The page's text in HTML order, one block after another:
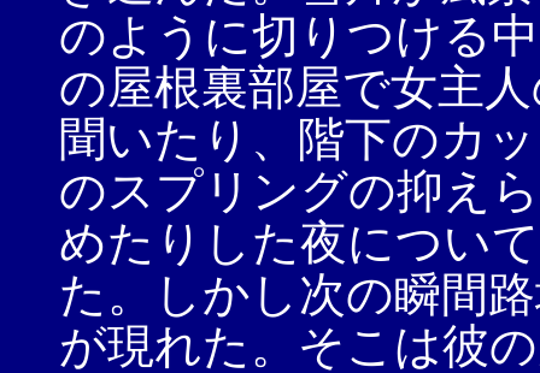
のように切りつける
の屋根裏部屋で女主
聞いたり、階下のカ
のスプリングの抑え
めたりした夜につい
た。しかし次の瞬間
が現れた。そこは彼